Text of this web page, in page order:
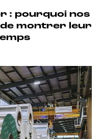
: pourquoi nos
montrer leur